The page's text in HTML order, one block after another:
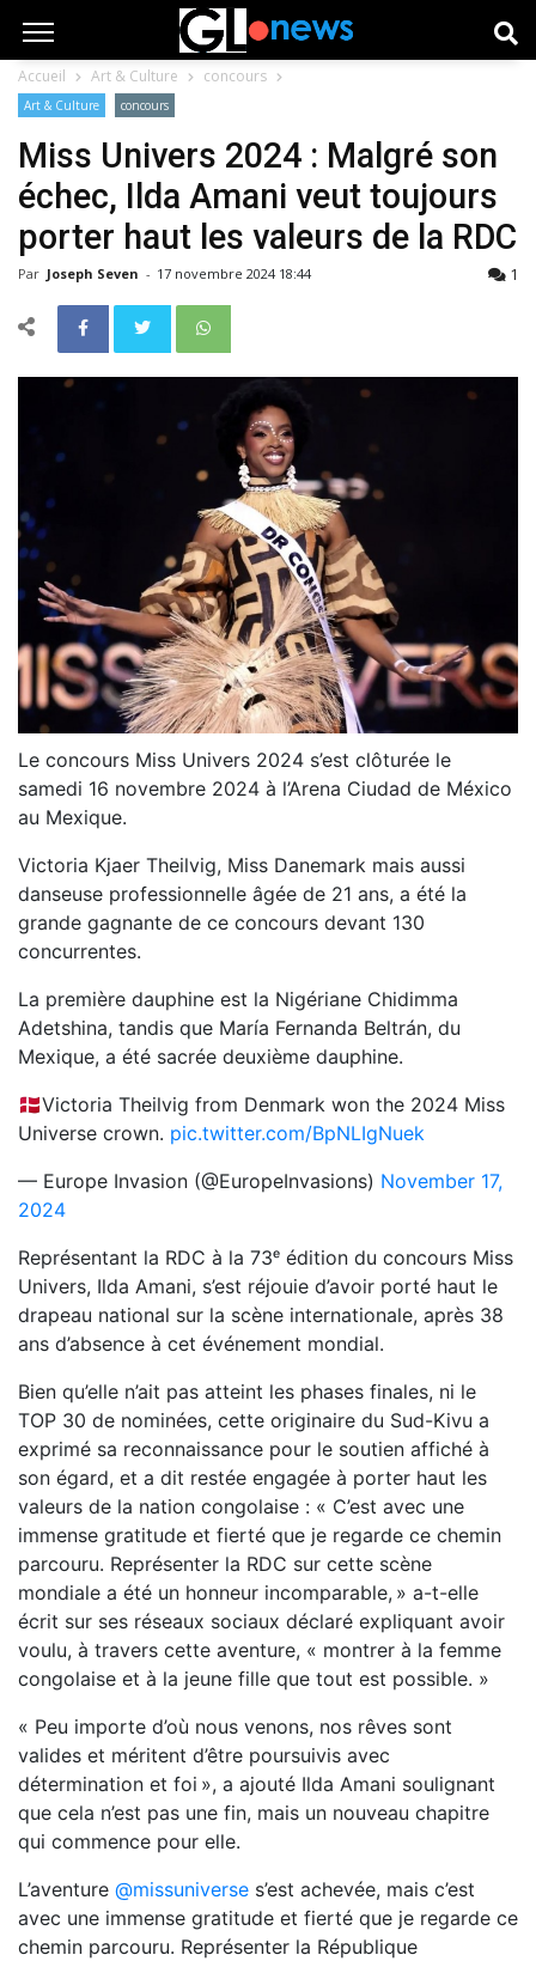
Accueil Art & Culture concours
Art & Culture concours
Miss Univers 2024 : Malgré son
échec, Ilda Amani veut toujours
porter haut les valeurs de la RDC
Par Joseph Seven - 17 novembre 2024 18:44 1
Le concours Miss Univers 2024 s’est clôturée le
samedi 16 novembre 2024 à l’Arena Ciudad de México
au Mexique.
Victoria Kjaer Theilvig, Miss Danemark mais aussi
danseuse professionnelle âgée de 21 ans, a été la
grande gagnante de ce concours devant 130
concurrentes.
La première dauphine est la Nigériane Chidimma
Adetshina, tandis que María Fernanda Beltrán, du
Mexique, a été sacrée deuxième dauphine.
🇩🇰Victoria Theilvig from Denmark won the 2024 Miss
Universe crown. pic.twitter.com/BpNLIgNuek
— Europe Invasion (@EuropeInvasions) November 17,
2024
Représentant la RDC à la 73ᵉ édition du concours Miss
Univers, Ilda Amani, s’est réjouie d’avoir porté haut le
drapeau national sur la scène internationale, après 38
ans d’absence à cet événement mondial.
Bien qu’elle n’ait pas atteint les phases finales, ni le
TOP 30 de nominées, cette originaire du Sud-Kivu a
exprimé sa reconnaissance pour le soutien affiché à
son égard, et a dit restée engagée à porter haut les
valeurs de la nation congolaise : « C’est avec une
immense gratitude et fierté que je regarde ce chemin
parcouru. Représenter la RDC sur cette scène
mondiale a été un honneur incomparable, » a-t-elle
écrit sur ses réseaux sociaux déclaré expliquant avoir
voulu, à travers cette aventure, « montrer à la femme
congolaise et à la jeune fille que tout est possible. »
« Peu importe d’où nous venons, nos rêves sont
valides et méritent d’être poursuivis avec
détermination et foi », a ajouté Ilda Amani soulignant
que cela n’est pas une fin, mais un nouveau chapitre
qui commence pour elle.
L’aventure @missuniverse s’est achevée, mais c’est
avec une immense gratitude et fierté que je regarde ce
chemin parcouru. Représenter la République